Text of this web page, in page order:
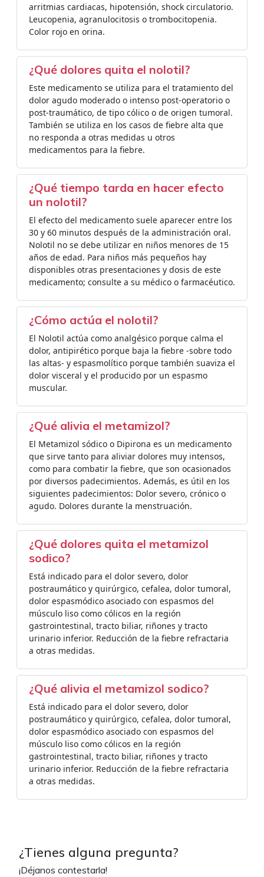
arritmias cardiacas, hipotensión, shock circulatorio.
Leucopenia, agranulocitosis o trombocitopenia.
Color rojo en orina.
¿Qué dolores quita el nolotil?
Este medicamento se utiliza para el tratamiento del
dolor agudo moderado o intenso post-operatorio o
post-traumático, de tipo cólico o de origen tumoral.
También se utiliza en los casos de fiebre alta que
no responda a otras medidas u otros
medicamentos para la fiebre.
¿Qué tiempo tarda en hacer efecto
un nolotil?
El efecto del medicamento suele aparecer entre los
30 y 60 minutos después de la administración oral.
Nolotil no se debe utilizar en niños menores de 15
años de edad. Para niños más pequeños hay
disponibles otras presentaciones y dosis de este
medicamento; consulte a su médico o farmacéutico.
¿Cómo actúa el nolotil?
El Nolotil actúa como analgésico porque calma el
dolor, antipirético porque baja la fiebre -sobre todo
las altas- y espasmolítico porque también suaviza el
dolor visceral y el producido por un espasmo
muscular.
¿Qué alivia el metamizol?
El Metamizol sódico o Dipirona es un medicamento
que sirve tanto para aliviar dolores muy intensos,
como para combatir la fiebre, que son ocasionados
por diversos padecimientos. Además, es útil en los
siguientes padecimientos: Dolor severo, crónico o
agudo. Dolores durante la menstruación.
¿Qué dolores quita el metamizol
sodico?
Está indicado para el dolor severo, dolor
postraumático y quirúrgico, cefalea, dolor tumoral,
dolor espasmódico asociado con espasmos del
músculo liso como cólicos en la región
gastrointestinal, tracto biliar, riñones y tracto
urinario inferior. Reducción de la fiebre refractaria
a otras medidas.
¿Qué alivia el metamizol sodico?
Está indicado para el dolor severo, dolor
postraumático y quirúrgico, cefalea, dolor tumoral,
dolor espasmódico asociado con espasmos del
músculo liso como cólicos en la región
gastrointestinal, tracto biliar, riñones y tracto
urinario inferior. Reducción de la fiebre refractaria
a otras medidas.
¿Tienes alguna pregunta?
¡Déjanos contestarla!